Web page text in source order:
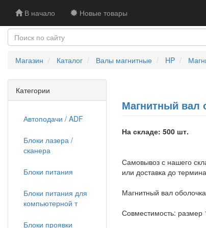
В начало Новые товары
Магазин Каталог Валы магнитные HP
Магнитный вал
На складе: 500 шт.
Самовывоз с нашего
или доставка до
Магнитный вал
Совместимость:
Категории
Автоподачи / ADF
Блоки лазера /
сканера
Блоки питания
Блоки питания для
компьютерной т
Блоки проявки